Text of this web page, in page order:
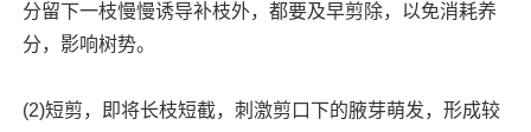
分留下一枝慢慢诱导补枝外，都要及早剪除，以免消耗养
分，影响树势。
(2)短剪，即将长枝短截，刺激剪口下的腋芽萌发，形成较